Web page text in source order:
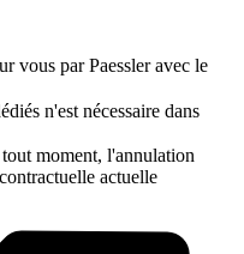
vous par Paessler avec le
n'est nécessaire dans
moment, l'annulation
actuelle